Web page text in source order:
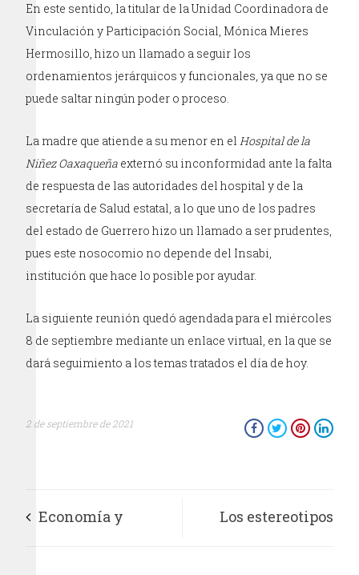
En este sentido, la titular de la Unidad Coordinadora de
Vinculación y Participación Social, Mónica Mieres
Hermosillo, hizo un llamado a seguir los
ordenamientos jerárquicos y funcionales, ya que no se
puede saltar ningún poder o proceso.
La madre que atiende a su menor en elHospital de la
Niñez Oaxaqueña externó su inconformidad ante la falta
de respuesta de las autoridades del hospital y de la
secretaría de Salud estatal, a lo que uno de los padres
del estado de Guerrero hizo un llamado a ser prudentes,
pues este nosocomio no depende del Insabi,
institución que hace lo posible por ayudar.
La siguiente reunión quedó agendada para el miércoles
8 de septiembre mediante un enlace virtual, en la que se
dará seguimiento a los temas tratados el día de hoy.
2 de septiembre de 2021
Economía y Los estereotipos